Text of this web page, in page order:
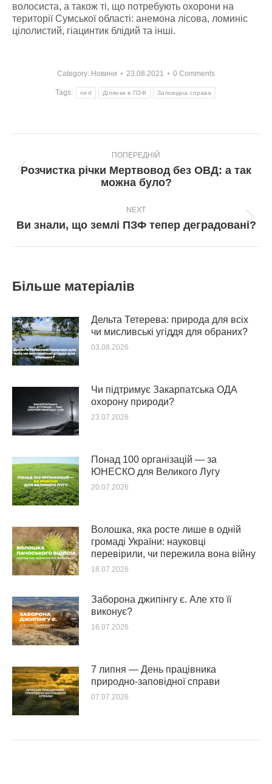
волосиста, а також ті, що потребують охорони на
території Сумської області: анемона лісова, ломиніс
цілолистий, гіацинтик блідий та інші.
Category: Новини 23.08.2021 0 Comments
Tags: ned Ділянки в ПЗФ Заповідна справа
navigation
ПОПЕРЕДНІЙ
Попередній
пост:
Розчистка річки Мертвовод без ОВД: а так
можна було?
NEXT
Next
Ви знали, що землі ПЗФ тепер деградовані?
Більше матеріалів
Дельта Тетерева: природа для всіх
чи мисливські угіддя для обраних?
03.08.2026
Чи підтримує Закарпатська ОДА
охорону природи?
23.07.2026
Понад 100 організацій — за
ЮНЕСКО для Великого Лугу
20.07.2026
Волошка, яка росте лише в одній
громаді України: науковці
перевірили, чи пережила вона війну
18.07.2026
Заборона джипінгу є. Але хто її
виконує?
16.07.2026
7 липня — День працівника
природно-заповідної справи
07.07.2026